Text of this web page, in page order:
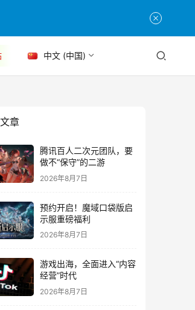
中文 (中国)
章
腾讯百人二次元团队，要
做不“保守”的二游
2026年8月7日
预约开启！魔域口袋版启
示服重磅福利
2026年8月7日
游戏出海，全面进入“内容
经营”时代
2026年8月7日